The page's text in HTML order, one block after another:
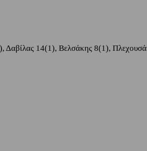
Δαβίλας 14(1), Βελσάκης 8(1),